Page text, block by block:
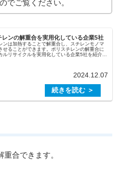
でご覧ください。
レンの解重合を実用化している企業5社
ンは加熱することで解重合し、スチレンモノマ
せることができます。ポリスチレンの解重合に
ルリサイクルを実用化している企業5社を紹介し
2024.12.07
合できます。